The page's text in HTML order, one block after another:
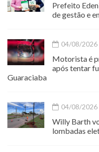
Prefeito
de gestão e
04/08/2026
Motorista é
após tentar
Guaraciaba
04/08/2026
Willy Barth
lombadas